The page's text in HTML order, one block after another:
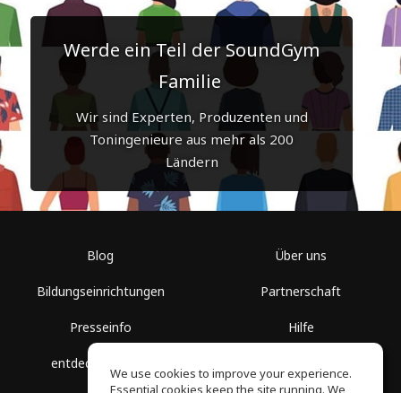
Werde ein Teil der SoundGym
Familie
Wir sind Experten, Produzenten und
Toningenieure aus mehr als 200
Ländern
Blog
Bildungseinrichtungen
Presseinfo
entdecke Räume
Über uns
Partnerschaft
Hilfe
We use cookies to improve your experience.
Essential cookies keep the site running. We